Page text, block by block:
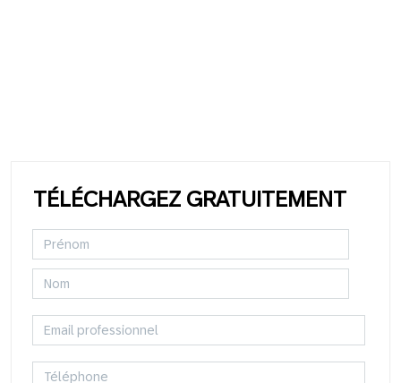
TÉLÉCHARGEZ GRATUITEMENT